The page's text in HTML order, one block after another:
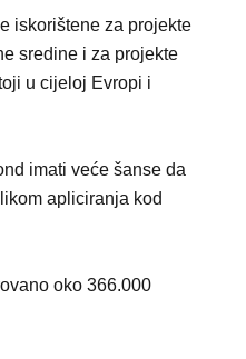
iskorištene za projekte
sredine i za projekte
u cijeloj Evropi i
imati veće šanse da
apliciranja kod
oko 366.000